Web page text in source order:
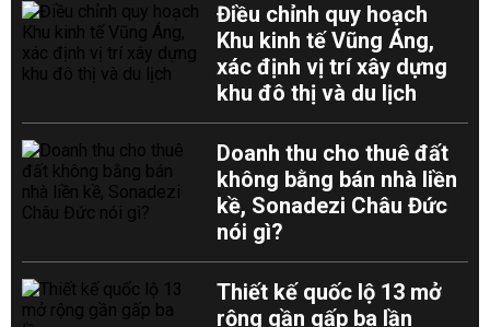
Điều chỉnh quy hoạch
Khu kinh tế Vũng Áng,
xác định vị trí xây dựng
khu đô thị và du lịch
Doanh thu cho thuê đất
không bằng bán nhà liền
kề, Sonadezi Châu Đức
nói gì?
Thiết kế quốc lộ 13 mở
rộng gần gấp ba lần